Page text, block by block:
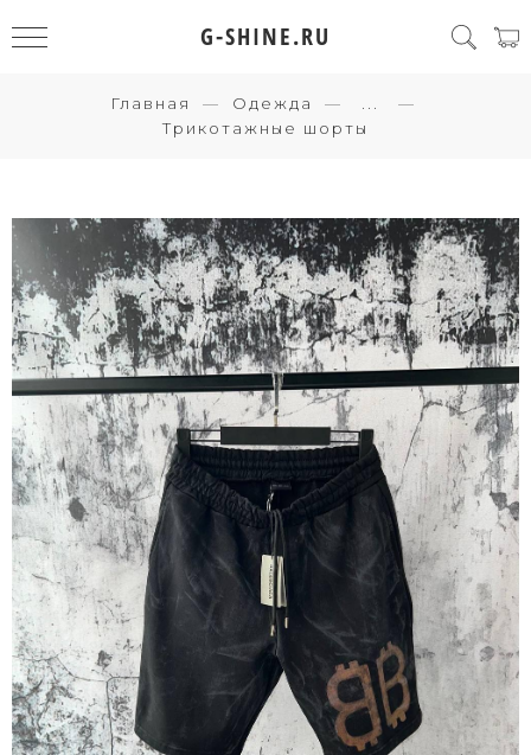
G-SHINE.RU
Главная Одежда
Трикотажные шорты